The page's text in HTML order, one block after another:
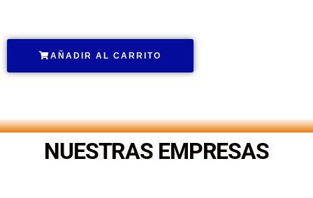
AÑADIR AL CARRITO
NUESTRAS EMPRESAS